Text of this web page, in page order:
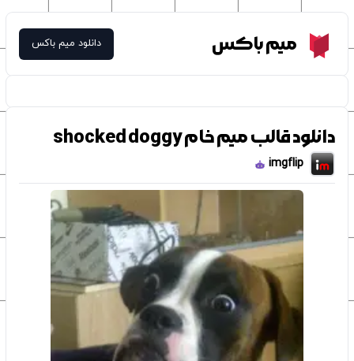
Meme Boxمیم باکس دانلود میم باکس
دانلود قالب میم خام shocked doggy
imgflip